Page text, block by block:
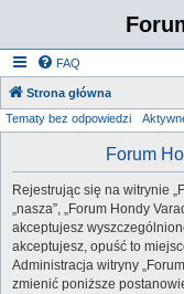
FAQ
Strona główna
Tematy bez odpowiedzi
Forum
Rejestrując się na witrynie
„nasza”, „Forum Hondy
akceptujesz
akceptujesz, opuść to
Administracja witryny
zmienić poniższe